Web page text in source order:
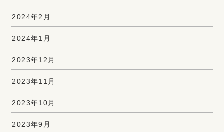
2024年2月
2024年1月
2023年12月
2023年11月
2023年10月
2023年9月